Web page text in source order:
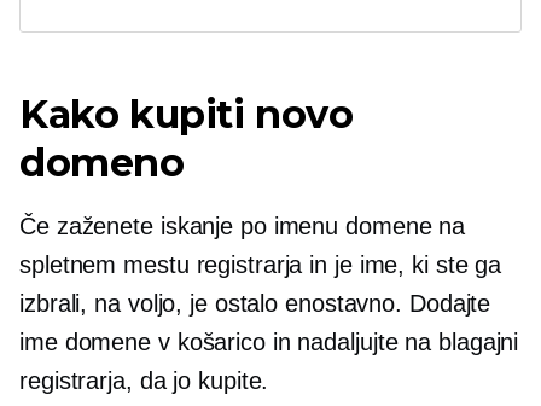
Kako kupiti novo
domeno
Če zaženete iskanje po imenu domene na
spletnem mestu registrarja in je ime, ki ste ga
izbrali, na voljo, je ostalo enostavno. Dodajte
ime domene v košarico in nadaljujte na blagajni
registrarja, da jo kupite.